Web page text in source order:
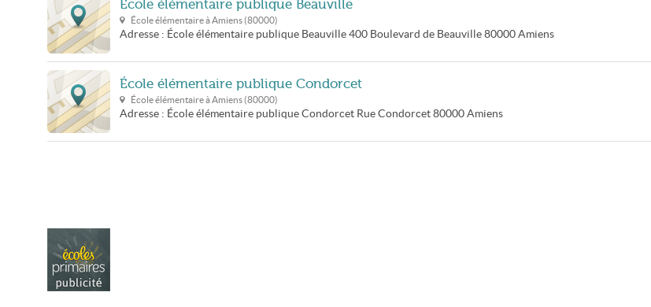
École élémentaire publique Beauville
École élémentaire àAmiens (80000)
Adresse : École élémentaire publique Beauville 400 Boulevard de Beauville 80000 Amiens
École élémentaire publique Condorcet
École élémentaire àAmiens (80000)
Adresse : École élémentaire publique Condorcet Rue Condorcet 80000 Amiens